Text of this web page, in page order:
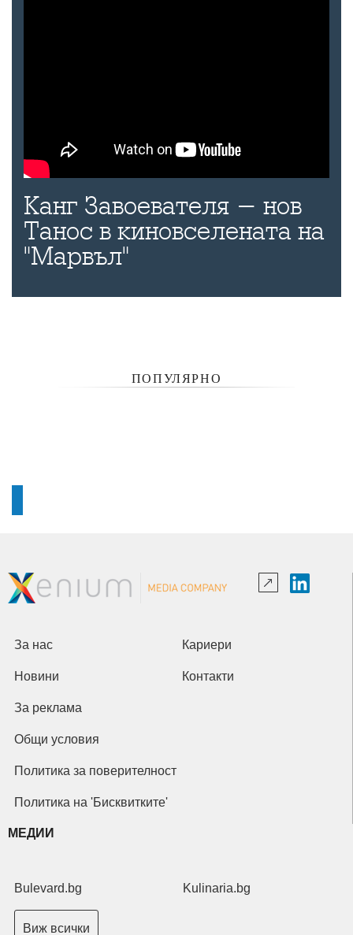
Канг Завоевателя - нов
Танос в киновселената на
"Марвъл"
ПОПУЛЯРНО
За нас Кариери
Новини Контакти
За реклама
Общи условия
Политика за поверителност
Политика на 'Бисквитките'
МЕДИИ
Bulevard.bg Kulinaria.bg
Виж всички